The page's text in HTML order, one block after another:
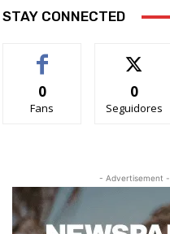
STAY CONNECTED
0
Fans
0
Seguidores
- Advertisement -